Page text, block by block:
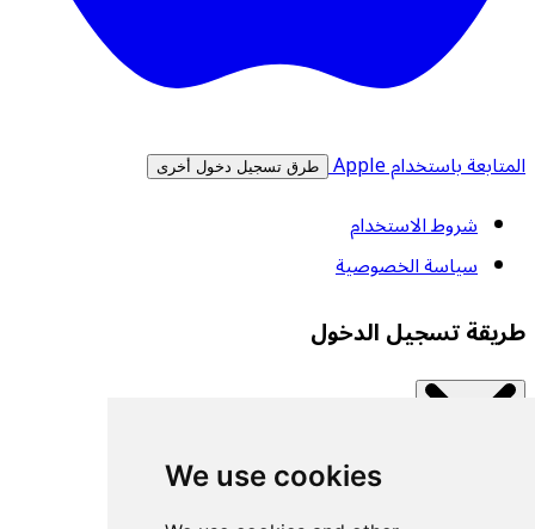
We use cookies
المتابعة باستخدام Apple طرق تسجيل دخول أخرى
شروط الاستخدام
سياسة الخصوصية
طريقة تسجيل الدخول